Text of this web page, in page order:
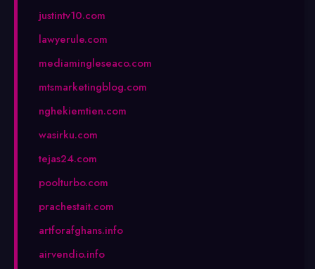
justintv10.com
lawyerule.com
mediamingleseaco.com
mtsmarketingblog.com
nghekiemtien.com
wasirku.com
tejas24.com
poolturbo.com
prachestait.com
artforafghans.info
airvendio.info